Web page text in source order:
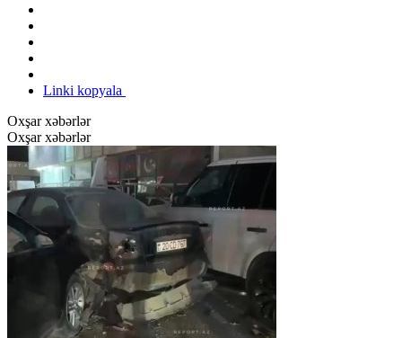
Linki kopyala
Oxşar xəbərlər
Oxşar xəbərlər